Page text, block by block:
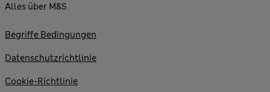
Alles über M&S
Begriffe Bedingungen
Datenschutzrichtlinie
Cookie-Richtlinie